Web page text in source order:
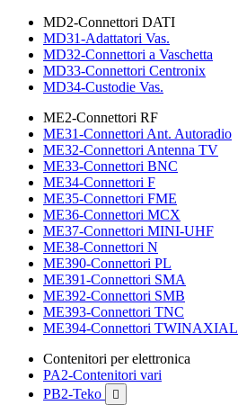
MD2-Connettori DATI
MD31-Adattatori Vas.
MD32-Connettori a Vaschetta
MD33-Connettori Centronix
MD34-Custodie Vas.
ME2-Connettori RF
ME31-Connettori Ant. Autoradio
ME32-Connettori Antenna TV
ME33-Connettori BNC
ME34-Connettori F
ME35-Connettori FME
ME36-Connettori MCX
ME37-Connettori MINI-UHF
ME38-Connettori N
ME390-Connettori PL
ME391-Connettori SMA
ME392-Connettori SMB
ME393-Connettori TNC
ME394-Connettori TWINAXIAL
Contenitori per elettronica
PA2-Contenitori vari
PB2-Teko
